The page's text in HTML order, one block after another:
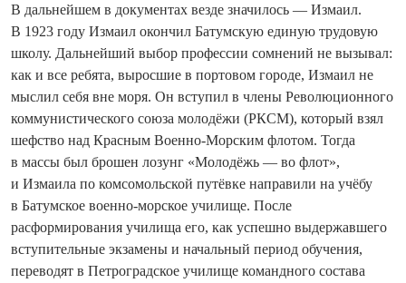
В дальнейшем в документах везде значилось — Измаил.
В 1923 году Измаил окончил Батумскую единую трудовую
школу. Дальнейший выбор профессии сомнений не вызывал:
как и все ребята, выросшие в портовом городе, Измаил не
мыслил себя вне моря. Он вступил в члены Революционного
коммунистического союза молодёжи (РКСМ), который взял
шефство над Красным Военно-Морским флотом. Тогда
в массы был брошен лозунг «Молодёжь — во флот»,
и Измаила по комсомольской путёвке направили на учёбу
в Батумское военно-морское училище. После
расформирования училища его, как успешно выдержавшего
вступительные экзамены и начальный период обучения,
переводят в Петроградское училище командного состава